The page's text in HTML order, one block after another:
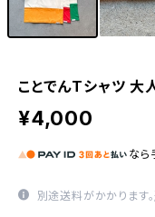
ことでんTシャツ 大
¥4,000
なら
別途送料がかかります。